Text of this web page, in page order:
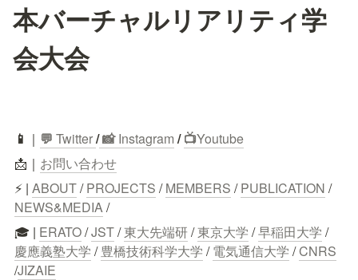
本バーチャルリアリティ学
会大会
📱 ｜ 💬 Twitter/ 📸 Instagram / 📺Youtube
📩｜ お問い合わせ
⚡ | ABOUT / PROJECTS / MEMBERS / PUBLICATION /
NEWS&MEDIA /
🎓 | ERATO / JST / 東大先端研 / 東京大学 / 早稲田大学 /
慶應義塾大学 / 豊橋技術科学大学 / 電気通信大学 / CNRS
/JIZAIE